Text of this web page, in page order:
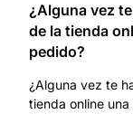
¿Alguna vez
de la tienda
pedido?
¿Alguna vez te
tienda online